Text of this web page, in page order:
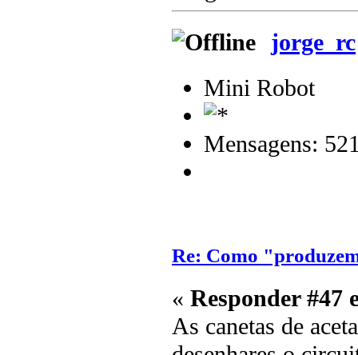
jorge_rc
Mini Robot
Mensagens:
Re: Como
« Responder #47
As canetas de